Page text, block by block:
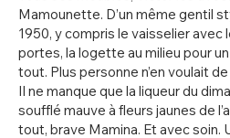
Mamounette. D’un même gentil
1950, y compris le vaisselier
portes, la logette au milieu pour
tout. Plus personne n’en voulait
Il ne manque que la liqueur du
soufflé mauve à fleurs jaunes de
tout, brave Mamina. Et avec soin.